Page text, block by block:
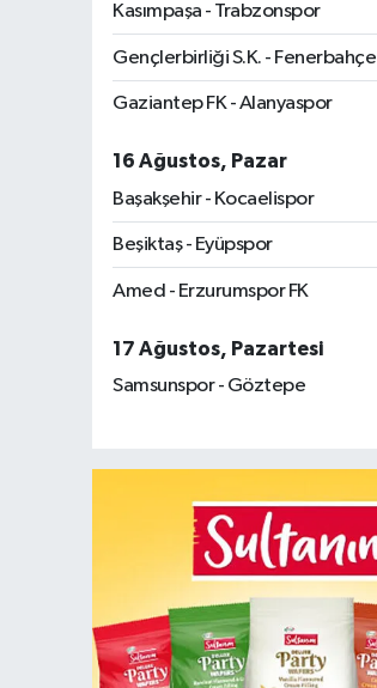
Kasımpaşa - Trabzonspor
Gençlerbirliği S.K. - Fenerbahçe
Gaziantep FK - Alanyaspor
16 Ağustos, Pazar
Başakşehir - Kocaelispor
Beşiktaş - Eyüpspor
Amed - Erzurumspor FK
17 Ağustos, Pazartesi
Samsunspor - Göztepe